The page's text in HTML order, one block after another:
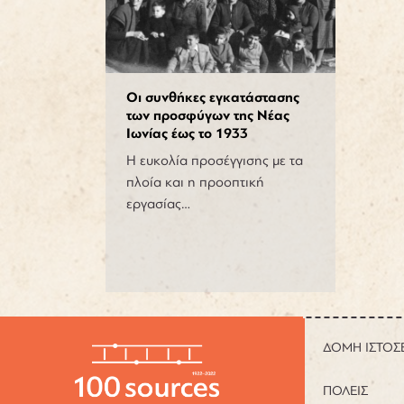
Οι συνθήκες εγκατάστασης
των προσφύγων της Νέας
Ιωνίας έως το 1933
Η ευκολία προσέγγισης με τα
πλοία και η προοπτική
εργασίας…
ΔΟΜΗ
ΠΟΛΕΙΣ